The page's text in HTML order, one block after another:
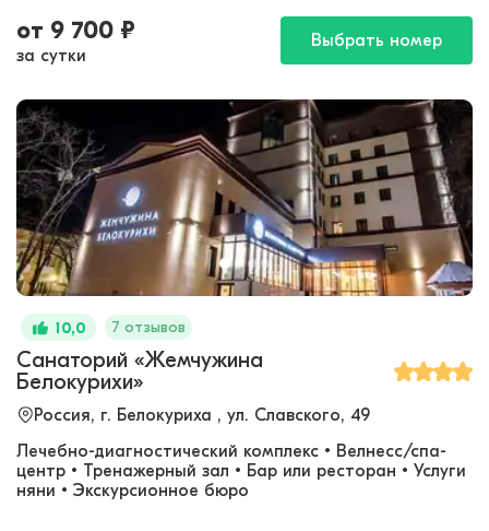
от 9 700 ₽
за сутки
Выбрать номер
10,0 7 отзывов
Санаторий «Жемчужина
Белокурихи»
Россия, г. Белокуриха , ул. Славского, 49
Лечебно-диагностический комплекс • Велнесс/спа-
центр • Тренажерный зал • Бар или ресторан • Услуги
няни • Экскурсионное бюро